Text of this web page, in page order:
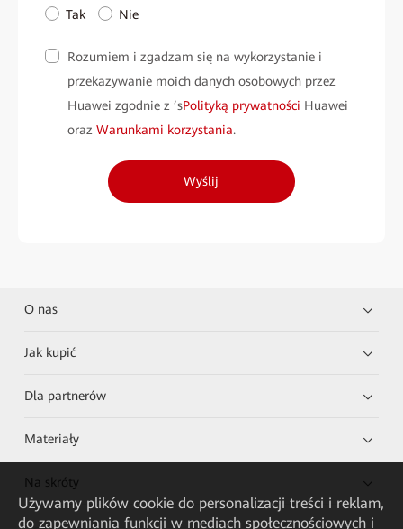
Tak Nie
Rozumiem i zgadzam się na wykorzystanie i
przekazywanie moich danych osobowych przez
Huawei zgodnie z ’sPolityką prywatności Huawei
oraz Warunkami korzystania.
Wyślij
O nas
Jak kupić
Dla partnerów
Materiały
Na skróty
Używamy plików cookie do personalizacji treści i reklam,
do zapewniania funkcji w mediach społecznościowych i